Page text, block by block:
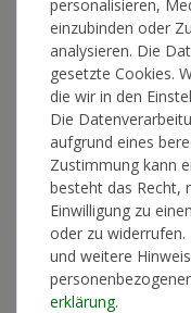
Die angezeigten
abweichen.
Artikelnummer
26,00 €*
Lieferzeit 1-3
personalisieren,
einzubinden oder
analysieren. Die
gesetzte Cookies.
die wir in den
Die
aufgrund eines
Zustimmung kann
besteht das Recht,
Einwilligung zu
oder zu widerrufen.
und weitere
erklärung.